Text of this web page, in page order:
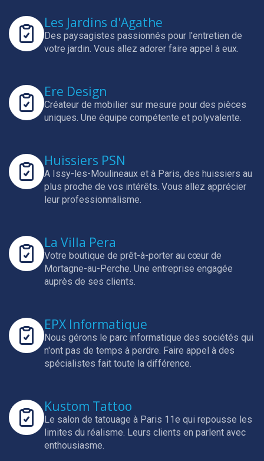
Les Jardins d'Agathe
Des paysagistes passionnés pour l'entretien de
votre jardin. Vous allez adorer faire appel à eux.
Ere Design
Créateur de mobilier sur mesure pour des pièces
uniques. Une équipe compétente et polyvalente.
Huissiers PSN
A Issy-les-Moulineaux et à Paris, des huissiers au
plus proche de vos intérêts. Vous allez apprécier
leur professionnalisme.
La Villa Pera
Votre boutique de prêt-à-porter au cœur de
Mortagne-au-Perche. Une entreprise engagée
auprès de ses clients.
EPX Informatique
Nous gérons le parc informatique des sociétés qui
n'ont pas de temps à perdre. Faire appel à des
spécialistes fait toute la différence.
Kustom Tattoo
Le salon de tatouage à Paris 11e qui repousse les
limites du réalisme. Leurs clients en parlent avec
enthousiasme.